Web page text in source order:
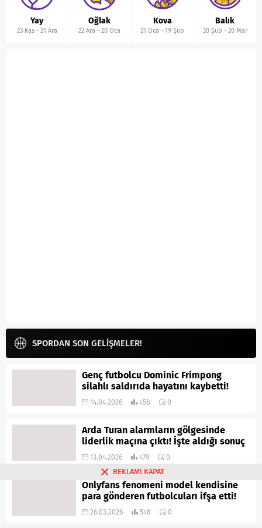
Yay
23 Kas- 21 Ara
Oğlak
22 Ara -20 Oca
Kova
21 Oca -19 Şub
Balık
20 Şub - 20 Mar
SPORDAN SON GELİŞMELER!
Genç futbolcu Dominic Frimpong
silahlı saldırıda hayatını kaybetti!
14.04.2026 458 0
Arda Turan alarmların gölgesinde
liderlik maçına çıktı! İşte aldığı sonuç
13.04.2026 479 0
Onlyfans fenomeni model kendisine
para gönderen futbolcuları ifşa etti!
26.03.2026 548 0
REKLAMI KAPAT